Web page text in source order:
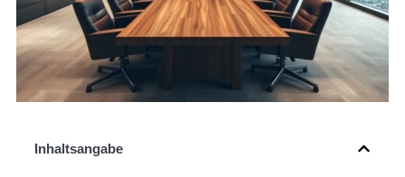
Inhaltsangabe